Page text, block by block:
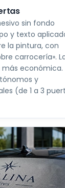
sin fondo
y texto
la pintura, con
carrocería».
económica.
y
(de 1 a 3